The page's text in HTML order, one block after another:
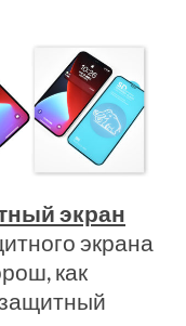
экран
экрана
как